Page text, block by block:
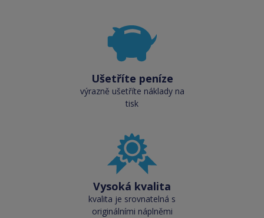
Ušetříte peníze
výrazně ušetříte náklady na
tisk
Vysoká kvalita
kvalita je srovnatelná s
originálními náplněmi